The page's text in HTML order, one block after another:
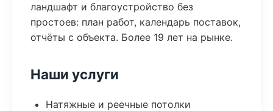
ландшафт и благоустройство без
простоев: план работ, календарь поставок,
отчёты с объекта. Более 19 лет на рынке.
Наши услуги
Натяжные и реечные потолки